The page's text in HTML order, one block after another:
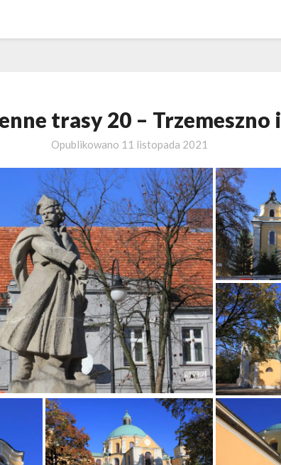
trasy 20 – Trzemeszno
Opublikowano 11 listopada 2021